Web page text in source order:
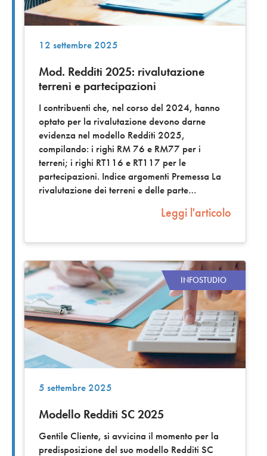
12 settembre 2025
Mod. Redditi 2025: rivalutazione
terreni e partecipazioni
I contribuenti che, nel corso del 2024, hanno
optato per la rivalutazione devono darne
evidenza nel modello Redditi 2025,
compilando: i righi RM 76 e RM77 per i
terreni; i righi RT116 e RT117 per le
partecipazioni. Indice argomenti Premessa La
rivalutazione dei terreni e delle parte
Leggi l'articolo
INFOSTUDIO
5 settembre 2025
Modello Redditi SC 2025
Gentile Cliente, si avvicina il momento per la
predisposizione del suo modello Redditi SC